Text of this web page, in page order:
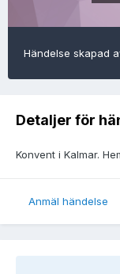
Händelse skapad
Detaljer för
Konvent i Kalmar.
Anmäl händelse